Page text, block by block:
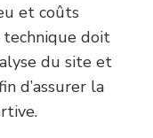
et coûts
technique doit
du site et
d’assurer la